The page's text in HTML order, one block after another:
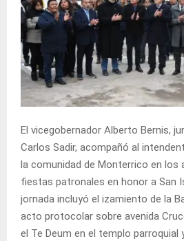
El vicegobernador Alberto Bernis,
Carlos Sadir, acompañó al
la comunidad de Monterrico en
fiestas patronales en honor a San
jornada incluyó el izamiento de la
acto protocolar sobre avenida
el Te Deum en el templo parroquial